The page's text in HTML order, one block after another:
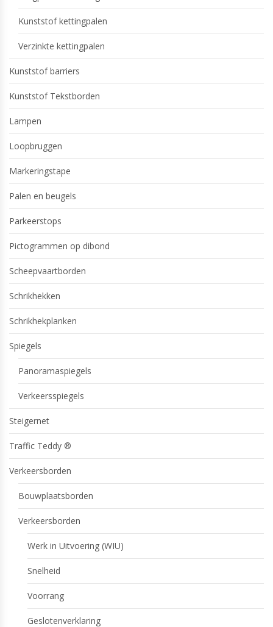
Kunststof kettingpalen
Verzinkte kettingpalen
Kunststof barriers
Kunststof Tekstborden
Lampen
Loopbruggen
Markeringstape
Palen en beugels
Parkeerstops
Pictogrammen op dibond
Scheepvaartborden
Schrikhekken
Schrikhekplanken
Spiegels
Panoramaspiegels
Verkeersspiegels
Steigernet
Traffic Teddy ®
Verkeersborden
Bouwplaatsborden
Verkeersborden
Werk in Uitvoering (WIU)
Snelheid
Voorrang
Geslotenverklaring